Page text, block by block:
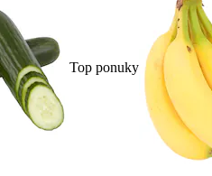
Top ponuky